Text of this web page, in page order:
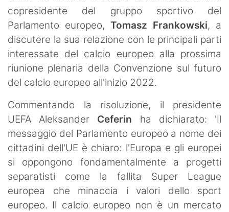
copresidente del gruppo sportivo del
Parlamento europeo, Tomasz Frankowski, a
discutere la sua relazione con le principali parti
interessate del calcio europeo alla prossima
riunione plenaria della Convenzione sul futuro
del calcio europeo all'inizio 2022.
Commentando la risoluzione, il presidente
UEFA Aleksander Ceferin ha dichiarato: 'Il
messaggio del Parlamento europeo a nome dei
cittadini dell'UE è chiaro: l'Europa e gli europei
si oppongono fondamentalmente a progetti
separatisti come la fallita Super League
europea che minaccia i valori dello sport
europeo. Il calcio europeo non è un mercato